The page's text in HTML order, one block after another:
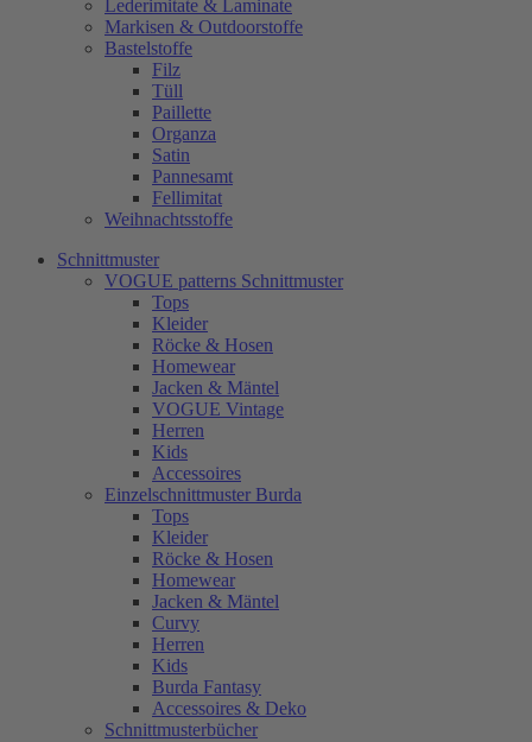
Lederimitate & Laminate
Markisen & Outdoorstoffe
Bastelstoffe
Filz
Tüll
Paillette
Organza
Satin
Pannesamt
Fellimitat
Weihnachtsstoffe
Schnittmuster
VOGUE patterns Schnittmuster
Tops
Kleider
Röcke & Hosen
Homewear
Jacken & Mäntel
VOGUE Vintage
Herren
Kids
Accessoires
Einzelschnittmuster Burda
Tops
Kleider
Röcke & Hosen
Homewear
Jacken & Mäntel
Curvy
Herren
Kids
Burda Fantasy
Accessoires & Deko
Schnittmusterbücher